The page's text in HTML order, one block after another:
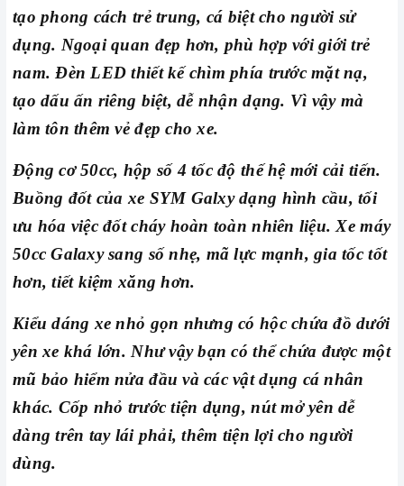
tạo phong cách trẻ trung, cá biệt cho người sử
dụng. Ngoại quan đẹp hơn, phù hợp với giới trẻ
nam. Đèn LED thiết kế chìm phía trước mặt nạ,
tạo dấu ấn riêng biệt, dễ nhận dạng. Vì vậy mà
làm tôn thêm vẻ đẹp cho xe.
Động cơ 50cc, hộp số 4 tốc độ thế hệ mới cải tiến.
Buồng đốt của xe SYM Galxy dạng hình cầu, tối
ưu hóa việc đốt cháy hoàn toàn nhiên liệu. Xe máy
50cc Galaxy sang số nhẹ, mã lực mạnh, gia tốc tốt
hơn, tiết kiệm xăng hơn.
Kiểu dáng xe nhỏ gọn nhưng có hộc chứa đồ dưới
yên xe khá lớn. Như vậy bạn có thể chứa được một
mũ bảo hiểm nửa đầu và các vật dụng cá nhân
khác. Cốp nhỏ trước tiện dụng, nút mở yên dễ
dàng trên tay lái phải, thêm tiện lợi cho người
dùng.